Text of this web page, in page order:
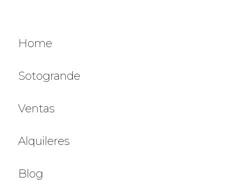
Home
Sotogrande
Ventas
Alquileres
Blog